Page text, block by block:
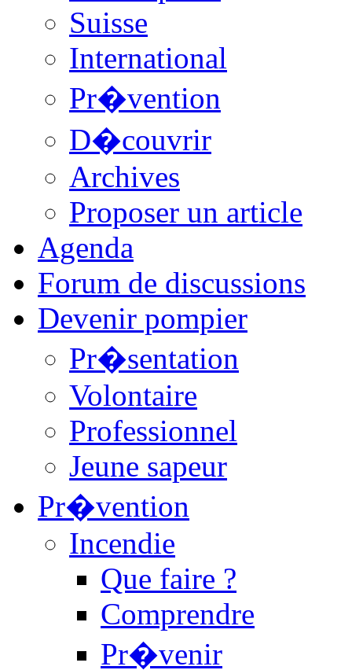
Suisse
International
Pr�vention
D�couvrir
Archives
Proposer un article
Agenda
Forum de discussions
Devenir pompier
Pr�sentation
Volontaire
Professionnel
Jeune sapeur
Pr�vention
Incendie
Que faire ?
Comprendre
Pr�venir